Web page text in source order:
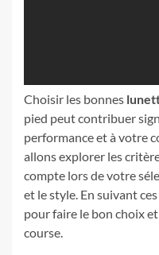
Choisir les bonnes
pied peut contribuer
performance et à votre
allons explorer les
compte lors de votre
et le style. En suivant
pour faire le bon choix
course.